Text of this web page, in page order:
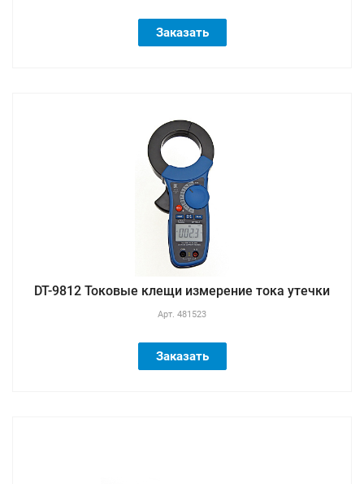
Заказать
DT-9812 Токовые клещи измерение тока утечки
Арт. 481523
Заказать